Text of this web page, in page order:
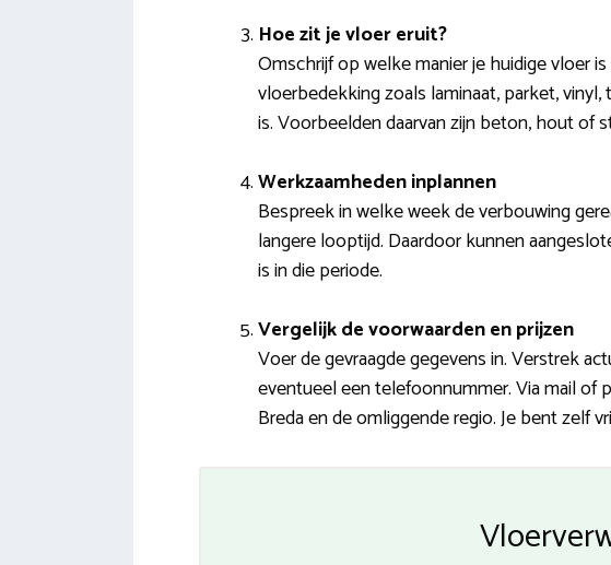
Hoe zit je vloer eruit?
Omschrijf op welke manier je huidige vloer
vloerbedekking zoals laminaat, parket,
is. Voorbeelden daarvan zijn beton, hout of
Werkzaamheden inplannen
Bespreek in welke week de verbouwing
langere looptijd. Daardoor kunnen
is in die periode.
Vergelijk de voorwaarden en prijzen
Voer de gevraagde gegevens in. Verstrek
eventueel een telefoonnummer. Via mail of
Breda en de omliggende regio. Je bent zelf